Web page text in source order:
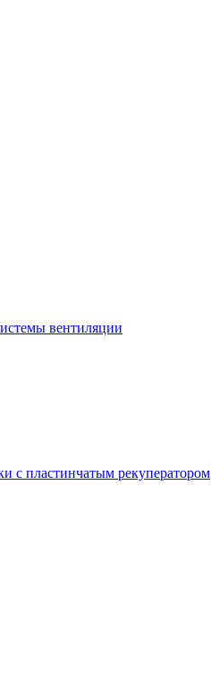
вентиляции
с пластинчатым рекуператором